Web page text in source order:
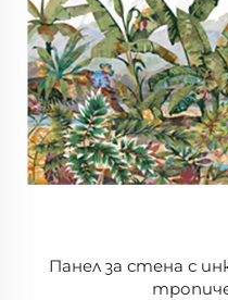
Панел за стена с